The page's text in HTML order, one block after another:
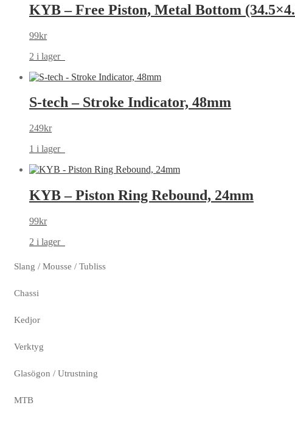
KYB – Free Piston, Metal Bottom
99kr
2 i lager
S-tech – Stroke Indicator, 48mm
249kr
1 i lager
KYB – Piston Ring Rebound, 24mm
99kr
2 i lager
Slang / Mousse / Tubliss
Chassi
Kedjor
Verktyg
Glasögon / Utrustning
MTB